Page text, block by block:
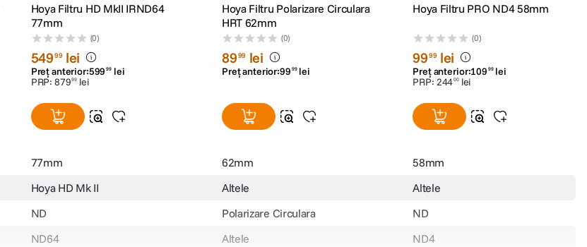
Hoya Filtru HD MkII IRND64
77mm
(0)
54999 lei
Preț anterior:599 99 lei
PRP: 87999 lei
Hoya Filtru Polarizare Circulara
HRT 62mm
(0)
8999 lei
Preț anterior:99 99 lei
Hoya Filtru PRO ND4 58mm
(0)
9999 lei
Preț anterior:109 99 lei
PRP: 24400 lei
77mm 62mm
58mm
Hoya HD Mk II Altele
Altele
ND Polarizare Circulara
ND
ND64 Altele ND4